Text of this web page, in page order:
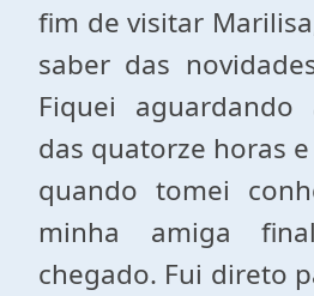
fim de visitar
saber das
Fiquei
das quatorze horas
quando tomei
minha amiga
chegado. Fui direto